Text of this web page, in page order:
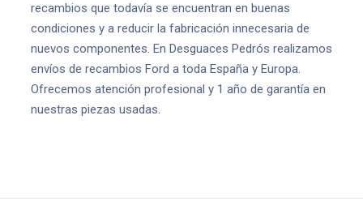
recambios que todavía se encuentran en buenas
condiciones y a reducir la fabricación innecesaria de
nuevos componentes. En Desguaces Pedrós realizamos
envíos de recambios Ford a toda España y Europa.
Ofrecemos atención profesional y 1 año de garantía en
nuestras piezas usadas.